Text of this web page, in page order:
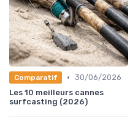
Comparatif • 30/06/2026
Les 10 meilleurs cannes
surfcasting (2026)